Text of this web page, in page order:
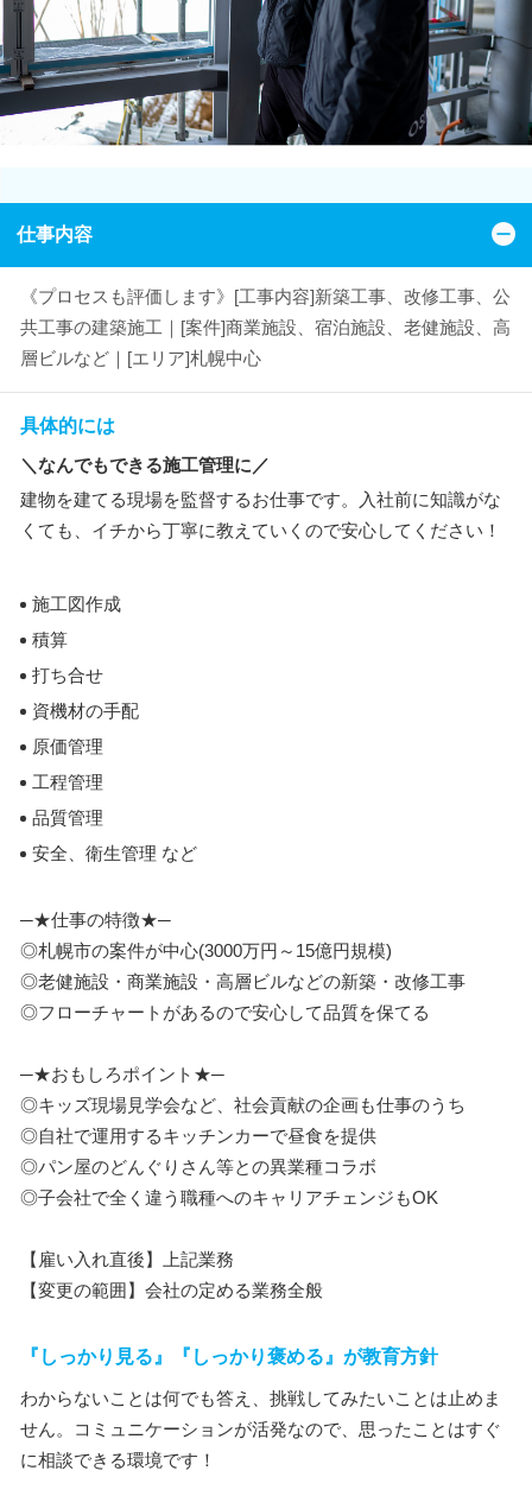
仕事内容
《プロセスも評価します》[工事内容]新築工事、改修工事、公
共工事の建築施工｜[案件]商業施設、宿泊施設、老健施設、高
層ビルなど｜[エリア]札幌中心
具体的には
＼なんでもできる施工管理に／
建物を建てる現場を監督するお仕事です。入社前に知識がな
くても、イチから丁寧に教えていくので安心してください！
施工図作成
積算
打ち合せ
資機材の手配
原価管理
工程管理
品質管理
安全、衛生管理 など
─★仕事の特徴★─
◎札幌市の案件が中心(3000万円～15億円規模)
◎老健施設・商業施設・高層ビルなどの新築・改修工事
◎フローチャートがあるので安心して品質を保てる
─★おもしろポイント★─
◎キッズ現場見学会など、社会貢献の企画も仕事のうち
◎自社で運用するキッチンカーで昼食を提供
◎パン屋のどんぐりさん等との異業種コラボ
◎子会社で全く違う職種へのキャリアチェンジもOK
【雇い入れ直後】上記業務
【変更の範囲】会社の定める業務全般
『しっかり見る』『しっかり褒める』が教育方針
わからないことは何でも答え、挑戦してみたいことは止めま
せん。コミュニケーションが活発なので、思ったことはすぐ
に相談できる環境です！